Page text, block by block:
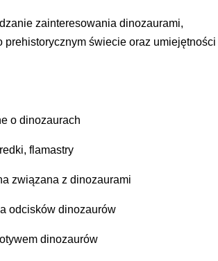
zainteresowania dinozaurami,
prehistorycznym świecie oraz umiejętności
o dinozaurach
flamastry
związana z dinozaurami
odcisków dinozaurów
dinozaurów